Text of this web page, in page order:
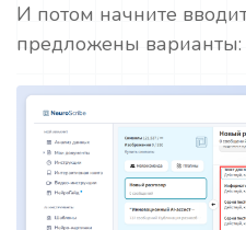
И потом начните
предложены варианты: